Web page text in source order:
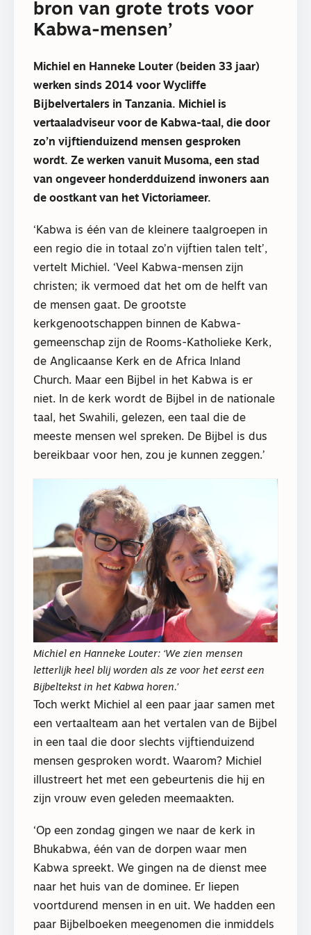
bron van grote trots voor
Kabwa-mensen’
Michiel en Hanneke Louter (beiden 33 jaar)
werken sinds 2014 voor Wycliffe
Bijbelvertalers in Tanzania. Michiel is
vertaaladviseur voor de Kabwa-taal, die door
zo’n vijftienduizend mensen gesproken
wordt. Ze werken vanuit Musoma, een stad
van ongeveer honderdduizend inwoners aan
de oostkant van het Victoriameer.
‘Kabwa is één van de kleinere taalgroepen in
een regio die in totaal zo’n vijftien talen telt’,
vertelt Michiel. ‘Veel Kabwa-mensen zijn
christen; ik vermoed dat het om de helft van
de mensen gaat. De grootste
kerkgenootschappen binnen de Kabwa-
gemeenschap zijn de Rooms-Katholieke Kerk,
de Anglicaanse Kerk en de Africa Inland
Church. Maar een Bijbel in het Kabwa is er
niet. In de kerk wordt de Bijbel in de nationale
taal, het Swahili, gelezen, een taal die de
meeste mensen wel spreken. De Bijbel is dus
bereikbaar voor hen, zou je kunnen zeggen.’
Michiel en Hanneke Louter: ‘We zien mensen
letterlijk heel blij worden als ze voor het eerst een
Bijbeltekst in het Kabwa horen.’
Toch werkt Michiel al een paar jaar samen met
een vertaalteam aan het vertalen van de Bijbel
in een taal die door slechts vijftienduizend
mensen gesproken wordt. Waarom? Michiel
illustreert het met een gebeurtenis die hij en
zijn vrouw even geleden meemaakten.
‘Op een zondag gingen we naar de kerk in
Bhukabwa, één van de dorpen waar men
Kabwa spreekt. We gingen na de dienst mee
naar het huis van de dominee. Er liepen
voortdurend mensen in en uit. We hadden een
paar Bijbelboeken meegenomen die inmiddels